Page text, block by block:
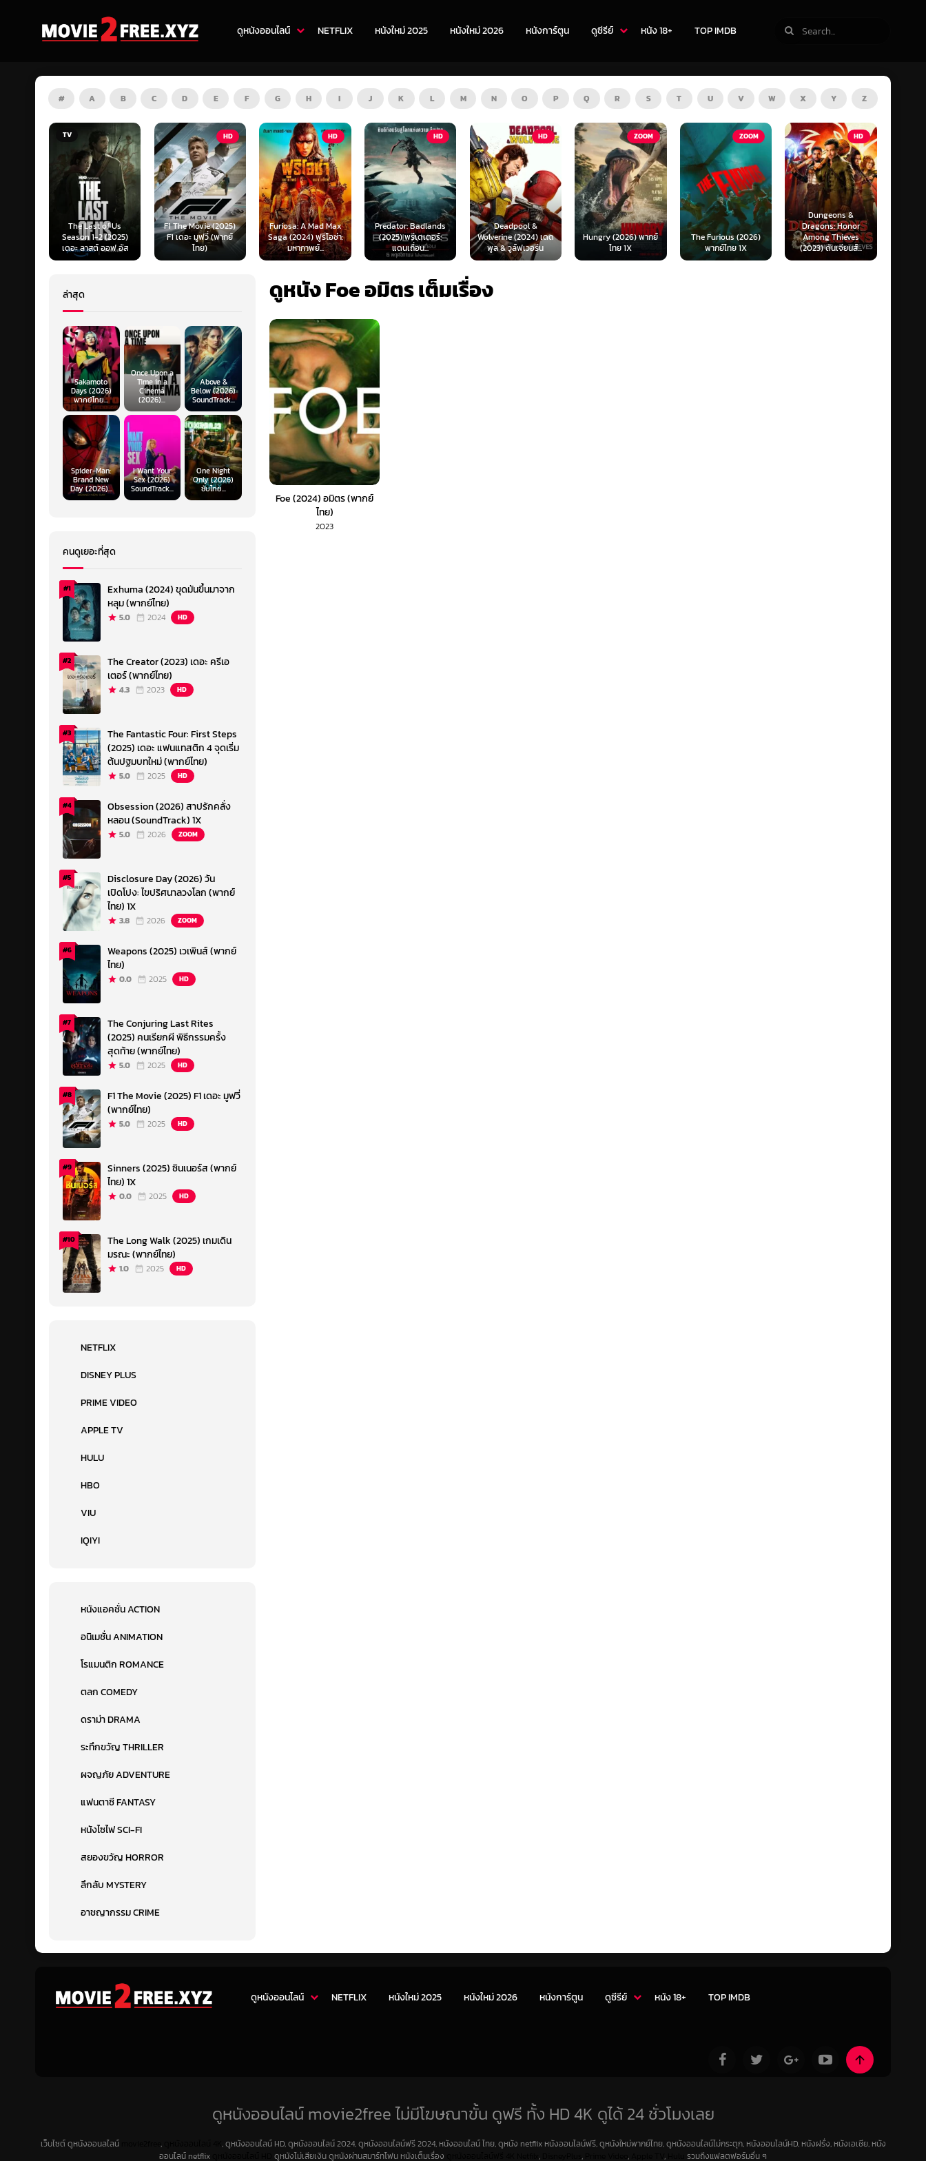
ดูหนังออนไลน์ NETFLIX หนังใหม่ 2025 หนังใหม่ 2026 หนังการ์ตูน ดูซีรีย์ หนัง 18+ TOP IMDB
# A B C D E F G H I J K L M N O P Q R S T U V W X Y Z
HD
F1 The Movie (2025)
F1 เดอะ มูฟวี่ (พากย์
ไทย)
HD
Furiosa: A Mad Max
Saga (2024) ฟูริโอซ่า:
มหากาพย์...
HD
Predator: Badlands
(2025) พรีเดเตอร์:
แดนเถื่อน...
HD
Deadpool &
Wolverine (2024) เดด
พูล & วูล์ฟเวอรีน
ZOOM
Hungry (2026) พากย์
ไทย 1X
ZOOM
The Furious (2026)
พากย์ไทย 1X
HD
Dungeons &
Dragons: Honor
Among Thieves
(2023) ดันเจียนส์...
HD
Ready or Not 2: Here
I Come (2026) เกม
พร้อมตาย 2 (พากย์
ไทย)
ดูหนัง Foe อมิตร เต็มเรื่อง
Foe (2024) อมิตร (พากย์
ไทย)
2023
ล่าสุด
Sakamoto
Days (2026)
พากย์ไทย...
Once Upon a
Time in a
Cinema
(2026)...
Above &
Below (2026)
SoundTrack...
Spider-Man:
Brand New
Day (2026)...
I Want Your
Sex (2026)
SoundTrack...
One Night
Only (2026)
ซับไทย...
คนดูเยอะที่สุด
#1
Exhuma (2024) ขุดมันขึ้นมาจาก
หลุม (พากย์ไทย)
5.0 2024 HD
#2
The Creator (2023) เดอะ ครีเอ
เตอร์ (พากย์ไทย)
4.3 2023 HD
#3
The Fantastic Four: First Steps
(2025) เดอะ แฟนแทสติก 4 จุดเริ่ม
ต้นปฐมบทใหม่ (พากย์ไทย)
5.0 2025 HD
#4
Obsession (2026) สาปรักคลั่ง
หลอน (SoundTrack) 1X
5.0 2026 ZOOM
#5
Disclosure Day (2026) วัน
เปิดโปง: ไขปริศนาลวงโลก (พากย์
ไทย) 1X
3.8 2026 ZOOM
#6
Weapons (2025) เวเพินส์ (พากย์
ไทย)
0.0 2025 HD
#7
The Conjuring Last Rites
(2025) คนเรียกผี พิธีกรรมครั้ง
สุดท้าย (พากย์ไทย)
5.0 2025 HD
#8
F1 The Movie (2025) F1 เดอะ มูฟวี่
(พากย์ไทย)
5.0 2025 HD
#9
Sinners (2025) ซินเนอร์ส (พากย์
ไทย) 1X
0.0 2025 HD
#10
The Long Walk (2025) เกมเดิน
มรณะ (พากย์ไทย)
1.0 2025 HD
NETFLIX
DISNEY PLUS
PRIME VIDEO
APPLE TV
HULU
HBO
VIU
IQIYI
หนังแอคชั่น ACTION
อนิเมชั่น ANIMATION
โรแมนติก ROMANCE
ตลก COMEDY
ดราม่า DRAMA
ระทึกขวัญ THRILLER
ผจญภัย ADVENTURE
แฟนตาซี FANTASY
หนังไซไฟ SCI-FI
สยองขวัญ HORROR
ลึกลับ MYSTERY
อาชญากรรม CRIME
ดูหนังออนไลน์ NETFLIX หนังใหม่ 2025 หนังใหม่ 2026 หนังการ์ตูน ดูซีรีย์ หนัง 18+ TOP IMDB
ดูหนังออนไลน์ movie2free ไม่มีโฆษณาขั้น ดูฟรี ทั้ง HD 4K ดูได้ 24 ชั่วโมงเลย
เว็บไซต์ ดูหนังออนลไลน์ ,
, ดูหนังออนไลน์ HD, ดูหนังออนไลน์ 2024, ดูหนังออนไลน์ฟรี 2024, หนังออนไลน์ ไทย, ดูหนัง netflix หนังออนไลน์ฟรี, ดูหนังใหม่พากย์ไทย, ดูหนังออนไลน์ไม่กระตุก, หนังออนไลน์HD, หนังฝรั่ง, หนังเอเชีย, หนัง
ออนไลน์ netflix
ดูหนังไม่เสียเงิน ดูหนังผ่านสมาร์ทโฟน หนังเต็มเรื่อง , , , , รวมถึงแฟลตฟอร์มอื่น ๆ